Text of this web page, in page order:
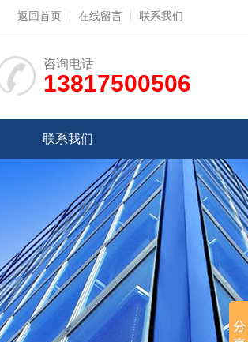
返回首页 在线留言 联系我们
咨询电话
13817500506
联系我们